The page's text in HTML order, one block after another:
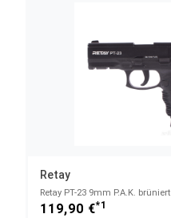
Retay
Retay PT-23 9mm P.A.K. brüniert
119,90 €*1